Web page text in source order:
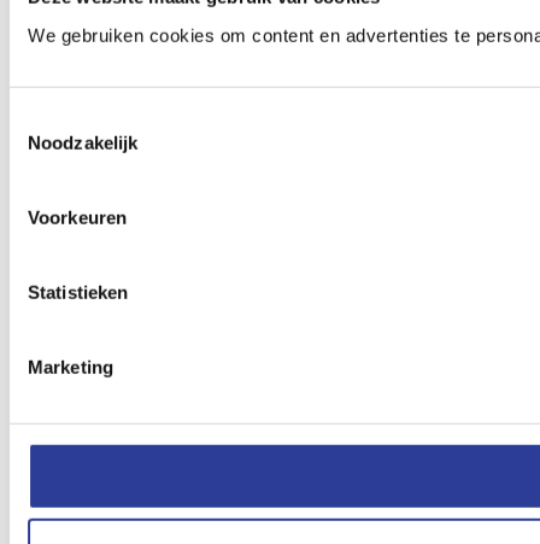
We gebruiken cookies om content en advertenties te
Noodzakelijk
Voorkeuren
Statistieken
Marketing